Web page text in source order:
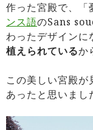
作った宮殿で、「
ンス語のSans
わったデザインに
植えられているか
この美しい宮殿
あったと思いまし